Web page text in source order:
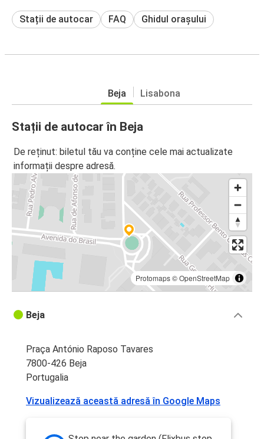
Stații de autocar FAQ Ghidul orașului
Beja Lisabona
Stații de autocar în Beja
De reținut: biletul tău va conține cele mai actualizate
informații despre adresă.
Protomaps©OpenStreetMap
Beja
Praça António Raposo Tavares
7800-426 Beja
Portugalia
Vizualizează această adresă în Google Maps